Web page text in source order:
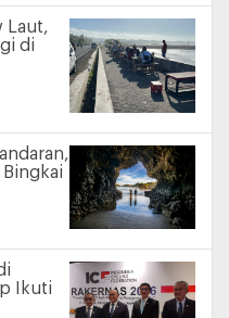
Laut,
di
Bingkai
Ikuti